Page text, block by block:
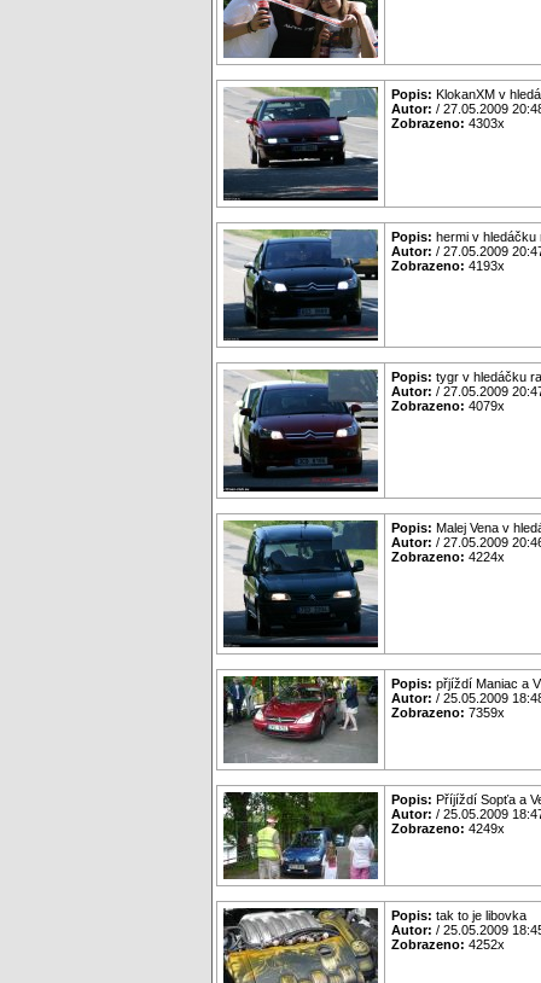
Popis: KlokanXM v
Autor: / 27.05.2009
Zobrazeno: 4303x
Popis: hermi v hledáčku
Autor: / 27.05.2009
Zobrazeno: 4193x
Popis: tygr v hledáčku
Autor: / 27.05.2009
Zobrazeno: 4079x
Popis: Malej Vena v
Autor: / 27.05.2009
Zobrazeno: 4224x
Popis: přjíždí Maniac a
Autor: / 25.05.2009
Zobrazeno: 7359x
Popis: Příjíždí Sopťa a
Autor: / 25.05.2009
Zobrazeno: 4249x
Popis: tak to je libovka
Autor: / 25.05.2009
Zobrazeno: 4252x